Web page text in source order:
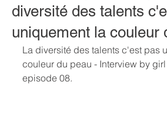
diversité des talents
uniquement la couleur
La diversité des talents c'est pas
couleur du peau - Interview by
episode 08.